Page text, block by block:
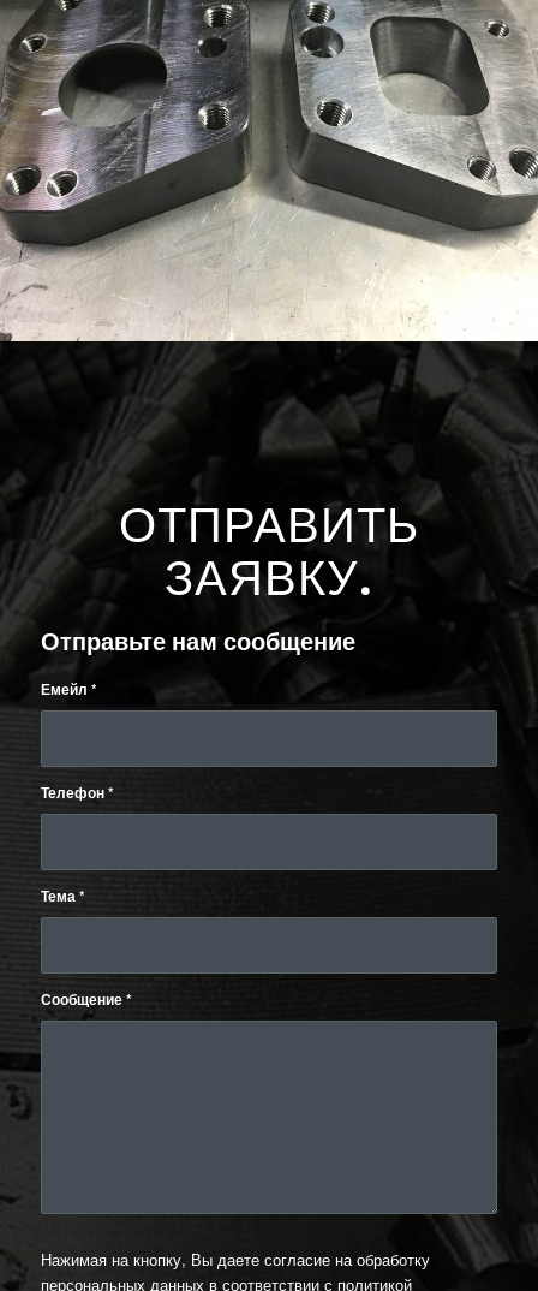
ОТПРАВИТЬ
ЗАЯВКУ.
Отправьте нам сообщение
Емейл *
Телефон*
Тема*
Сообщение*
Нажимая на кнопку, Вы даете согласие на обработку
персональных данных в соответствии с политикой